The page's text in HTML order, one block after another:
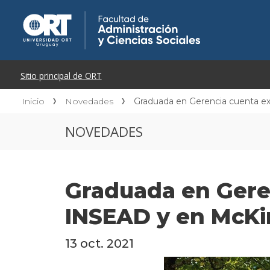
Inicio Novedades Graduada en Gerencia cuenta
NOVEDADES
Graduada en
INSEAD y en
13 oct. 2021